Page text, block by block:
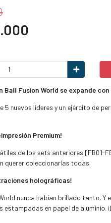
Ball Fusion World se expande
nuevos líderes y un ejército de
Premium!
de los sets anteriores [FB01-
querer coleccionarlas todas.
holográficas!
nunca habían brillado tanto. Y
estampadas en papel de aluminio.